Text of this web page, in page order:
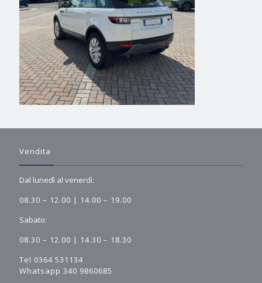
Vendita
Dal lunedì al venerdì:
08.30 – 12.00 | 14.00 – 19.00
Sabato:
08.30 – 12.00 | 14.30 – 18.30
Tel 0364 531134
Whatsapp 340 9860685